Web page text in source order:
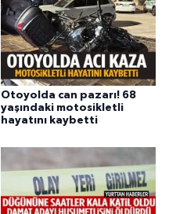
Otoyolda can pazarı! 68
yaşındaki motosikletli
hayatını kaybetti